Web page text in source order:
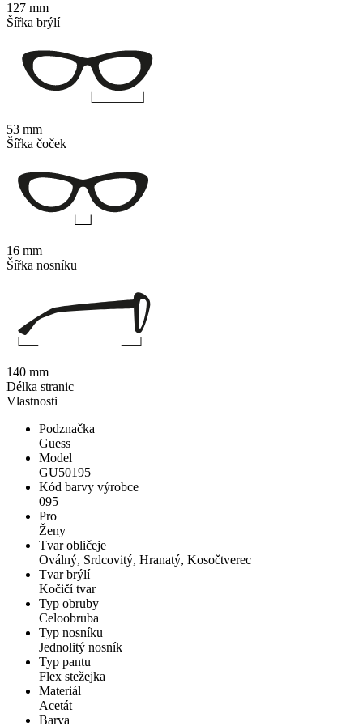
Vlastnosti
Podznačka
Guess
Model
GU50195
Kód barvy výrobce
095
Pro
Ženy
Tvar obličeje
Oválný, Srdcovitý, Hranatý, Kosočtverec
Tvar brýlí
Kočičí tvar
Typ obruby
Celoobruba
Typ nosníku
Jednolitý nosník
Typ pantu
Flex stežejka
Materiál
Acetát
Barva
127 mm
Šířka brýlí
53 mm
Šířka čoček
16 mm
Šířka nosníku
140 mm
Délka stranic